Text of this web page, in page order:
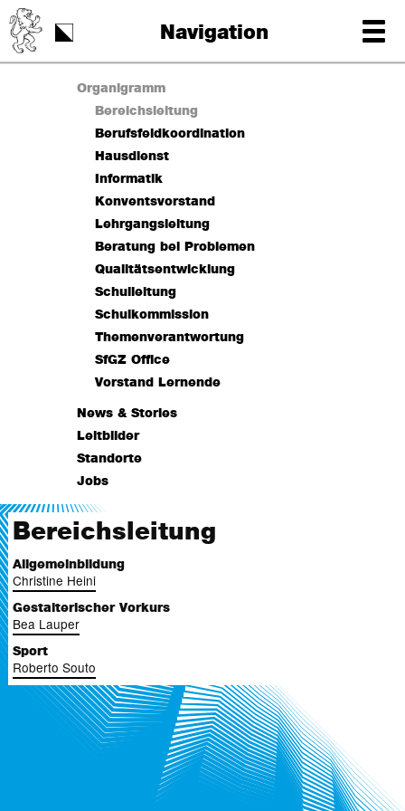
Navigation
Tag der Schrift
Organigramm
Bereichsleitung
Berufsfeldkoordination
Hausdienst
Informatik
Konventsvorstand
Lehrgangsleitung
Beratung bei Problemen
Qualitätsentwicklung
Schulleitung
Schulkommission
Themenverantwortung
SfGZ Office
Vorstand Lernende
News & Stories
Leitbilder
Standorte
Jobs
Bereichsleitung
Allgemeinbildung
Christine Heini
Gestalterischer Vorkurs
Bea Lauper
Sport
Roberto Souto